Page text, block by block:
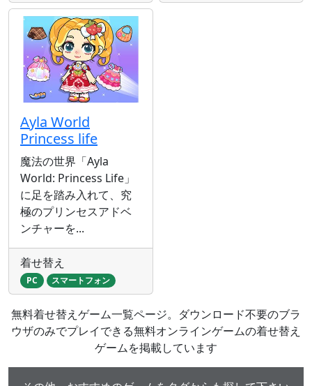
Ayla World
Princess life
魔法の世界「Ayla
World: Princess Life」
に足を踏み入れて、究
極のプリンセスアドベ
ンチャーを...
着せ替え
PC スマートフォン
無料着せ替えゲーム一覧ページ。ダウンロード不要のブラ
ウザのみでプレイできる無料オンラインゲームの着せ替え
ゲームを掲載しています